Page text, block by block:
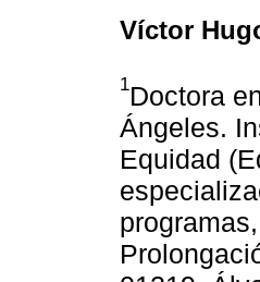
Víctor
1Doctora
Ángeles.
Equidad